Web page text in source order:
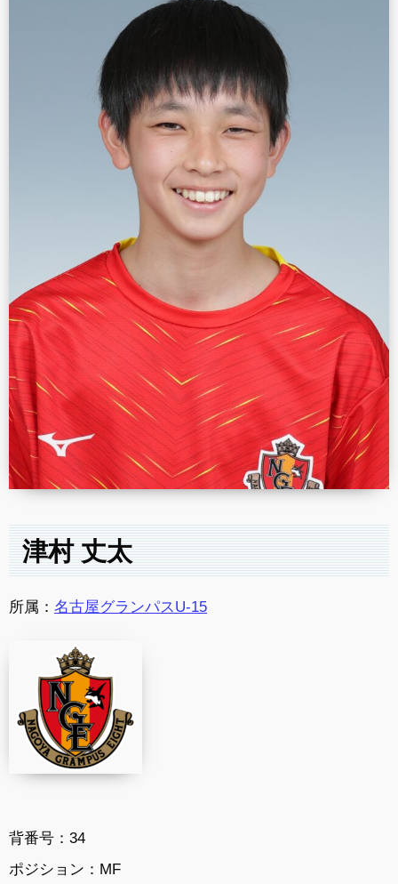
津村 丈太
所属： 名古屋グランパスU-15
背番号：34
ポジション：MF